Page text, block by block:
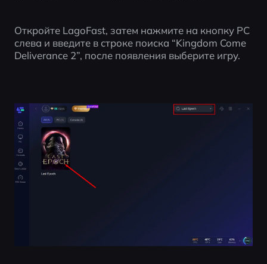
Откройте LagoFast, затем нажмите на кнопку PC
слева и введите в строке поиска “Kingdom Come
Deliverance 2”, после появления выберите игру.